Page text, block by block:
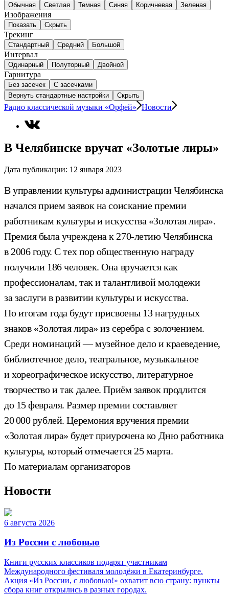
Обычная Светлая Темная Синяя Коричневая Зеленая
Изображения
Показать Скрыть
Трекинг
Стандартный Средний Большой
Интервал
Одинарный Полуторный Двойной
Гарнитура
Без засечек
С засечками
Вернуть стандартные настройки
Скрыть
Радио классической музыки «Орфей» Новости
В Челябинске вручат «Золотые лиры»
Дата публикации: 12 января 2023
В управлении культуры администрации Челябинска
начался прием заявок на соискание премии
работникам культуры и искусства «Золотая лира».
Премия была учреждена к 270-летию Челябинска
в 2006 году. С тех пор общественную награду
получили 186 человек. Она вручается как
профессионалам, так и талантливой молодежи
за заслуги в развитии культуры и искусства.
По итогам года будут присвоены 13 нагрудных
знаков «Золотая лира» из серебра с золочением.
Среди номинаций — музейное дело и краеведение,
библиотечное дело, театральное, музыкальное
и хореографическое искусство, литературное
творчество и так далее. Приём заявок продлится
до 15 февраля. Размер премии составляет
20 000 рублей. Церемония вручения премии
«Золотая лира» будет приурочена ко Дню работника
культуры, который отмечается 25 марта.
По материалам организаторов
Новости
6 августа 2026
Из России с любовью
Книги русских классиков подарят участникам
Международного фестиваля молодёжи в Екатеринбурге.
Акция «Из России, с любовью!» охватит всю страну: пункты
сбора книг открылись в разных городах.